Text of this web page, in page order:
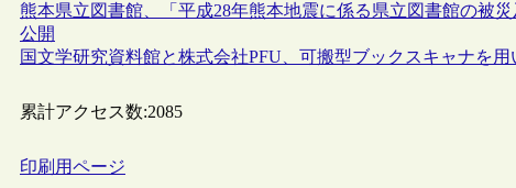
熊本県立図書館、「平成28年熊本地震に係る県立図書館の被
公開
国文学研究資料館と株式会社PFU、可搬型ブックスキャナを
累計アクセス数:2085
印刷用ページ